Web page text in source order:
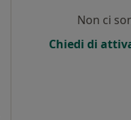
Non ci
Chiedi di